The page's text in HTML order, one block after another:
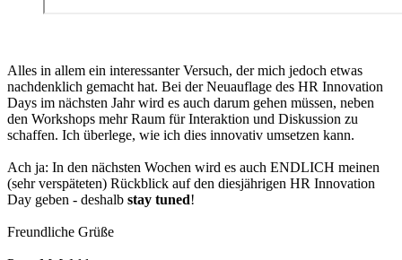
Alles in allem ein interessanter Versuch, der mich jedoch etwas
nachdenklich gemacht hat. Bei der Neuauflage des HR Innovation
Days im nächsten Jahr wird es auch darum gehen müssen, neben
den Workshops mehr Raum für Interaktion und Diskussion zu
schaffen. Ich überlege, wie ich dies innovativ umsetzen kann.
Ach ja: In den nächsten Wochen wird es auch ENDLICH meinen
(sehr verspäteten) Rückblick auf den diesjährigen HR Innovation
Day geben - deshalb stay tuned!
Freundliche Grüße